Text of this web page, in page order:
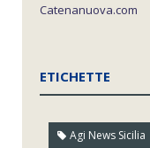
Catenanuova.com
ETICHETTE
Agi News Sicilia